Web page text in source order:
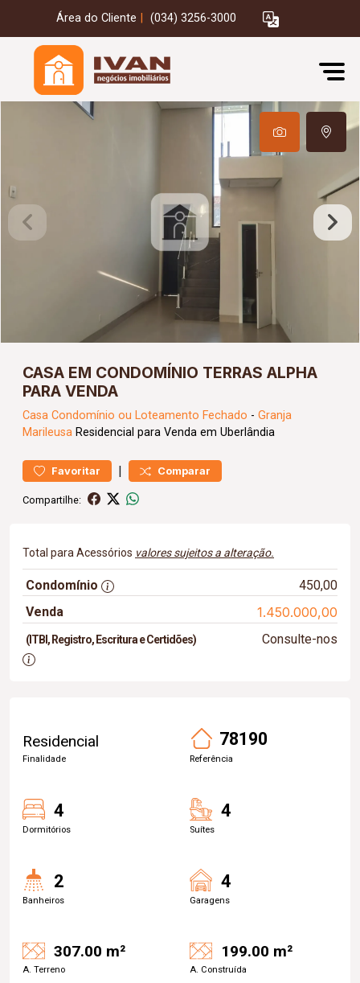
Área do Cliente (034) 3256-3000
CASA EM CONDOMÍNIO TERRAS ALPHA
PARA VENDA
Casa Condomínio ou Loteamento Fechado - Granja
Marileusa Residencial para Venda em Uberlândia
Favoritar | Comparar
Compartilhe:
Total para Acessórios valores sujeitos a alteração.
Condomínio
450,00
Venda
1.450.000,00
(ITBI, Registro, Escritura e Certidões) Consulte-nos
Residencial
Finalidade
78190
Referência
4
Dormitórios
4
Suítes
2
Banheiros
4
Garagens
307.00 m²
A. Terreno
199.00 m²
A. Construída